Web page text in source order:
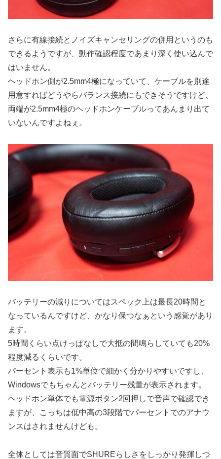
さらに有線接続とノイズキャンセリングの併用というのも
できるようですが、動作確認程度であまり深く使い込んで
はいません。
ヘッドホン側が2.5mm4極になっていて、ケーブルを別途
用意すればどうやらバランス接続にもできそうですけど、
両端が2.5mm4極のヘッドホンケーブルってあんまり出て
いないんですよねぇ。
バッテリーの減りについてはスペック上は最長20時間と
なっているんですけど、かなり保つなぁという感覚があり
ます。
5時間くらい点けっぱなしで大抵の間鳴らしていても20%
程度減るくらいです。
パーセント表示も1%単位で細かく分かりやすいですし、
Windowsでもちゃんとバッテリー残量が表示されます。
ヘッドホン単体でも電源ボタン2回押しで音声で確認でき
ますが、こっちは低中高の3段階でパーセントでのアナウ
ンスはされませんけども。
全体としては音質面でSHUREらしさをしっかり発揮しつ